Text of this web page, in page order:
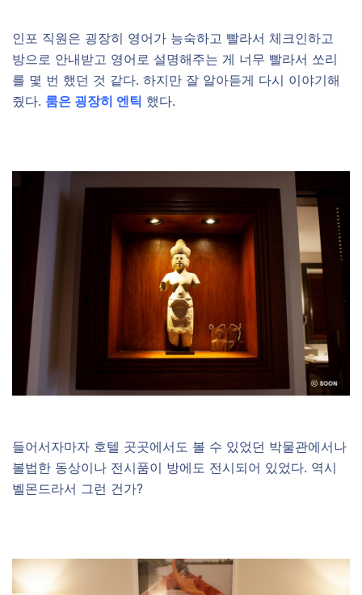
인포 직원은 굉장히 영어가 능숙하고 빨라서 체크인하고
방으로 안내받고 영어로 설명해주는 게 너무 빨라서 쏘리
를 몇 번 했던 것 같다. 하지만 잘 알아듣게 다시 이야기해
줬다. 룸은 굉장히 엔틱 했다.
들어서자마자 호텔 곳곳에서도 볼 수 있었던 박물관에서나
볼법한 동상이나 전시품이 방에도 전시되어 있었다. 역시
벨몬드라서 그런 건가?